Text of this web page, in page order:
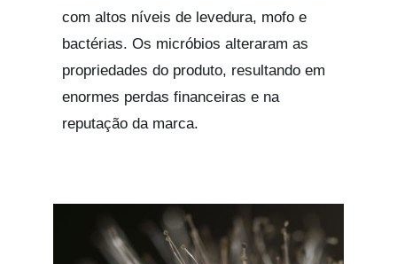
com altos níveis de levedura, mofo e
bactérias. Os micróbios alteraram as
propriedades do produto, resultando em
enormes perdas financeiras e na
reputação da marca.